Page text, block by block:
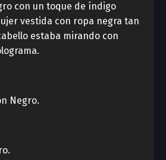
con un toque de índigo
vestida con ropa negra tan
estaba mirando con
Negro.